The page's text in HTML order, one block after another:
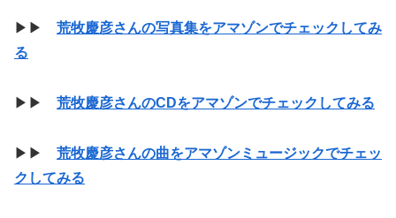
▶▶ 荒牧慶彦さんの写真集をアマゾンでチェックしてみ
る
▶▶ 荒牧慶彦さんのCDをアマゾンでチェックしてみる
▶▶ 荒牧慶彦さんの曲をアマゾンミュージックでチェッ
クしてみる